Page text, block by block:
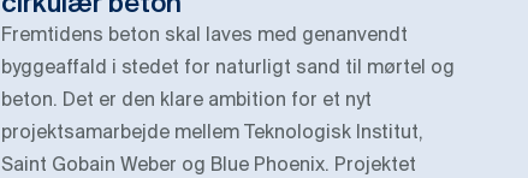
Fremtidens beton skal laves med genanvendt
byggeaffald i stedet for naturligt sand til mørtel og
beton. Det er den klare ambition for et nyt
projektsamarbejde mellem Teknologisk Institut,
Saint Gobain Weber og Blue Phoenix. Projektet